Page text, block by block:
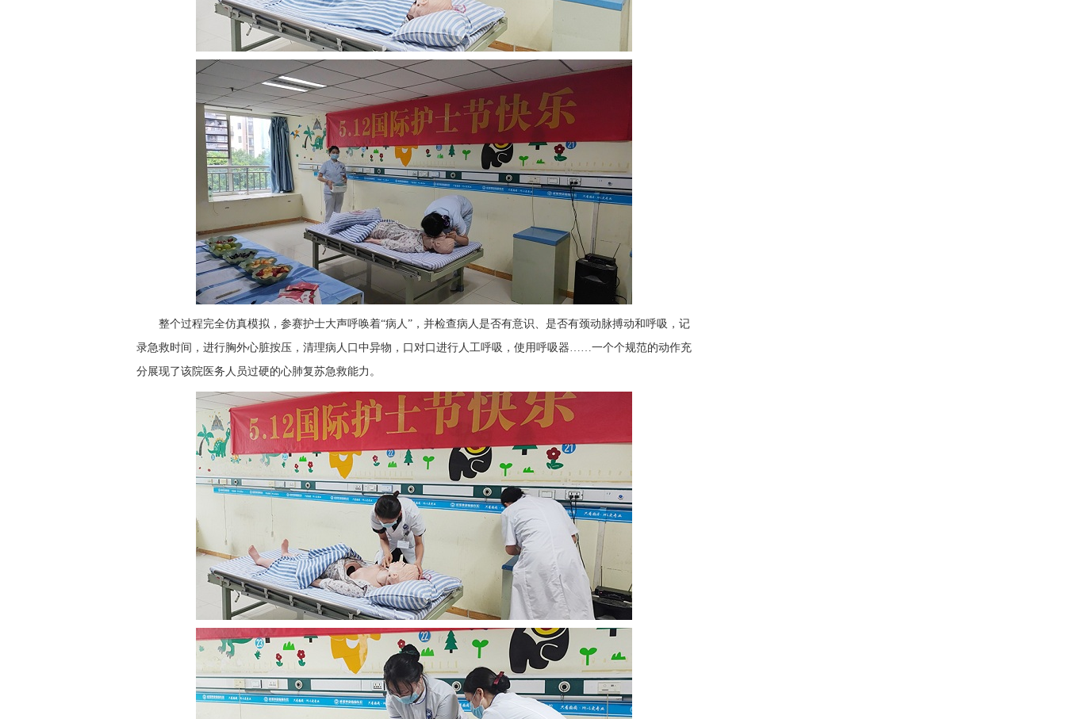
整个过程完全仿真模拟，参赛护士大声呼唤着“病人”，并检查病人是否有意识、是否有颈动脉搏动和呼吸，记
录急救时间，进行胸外心脏按压，清理病人口中异物，口对口进行人工呼吸，使用呼吸器……一个个规范的动作充
分展现了该院医务人员过硬的心肺复苏急救能力。